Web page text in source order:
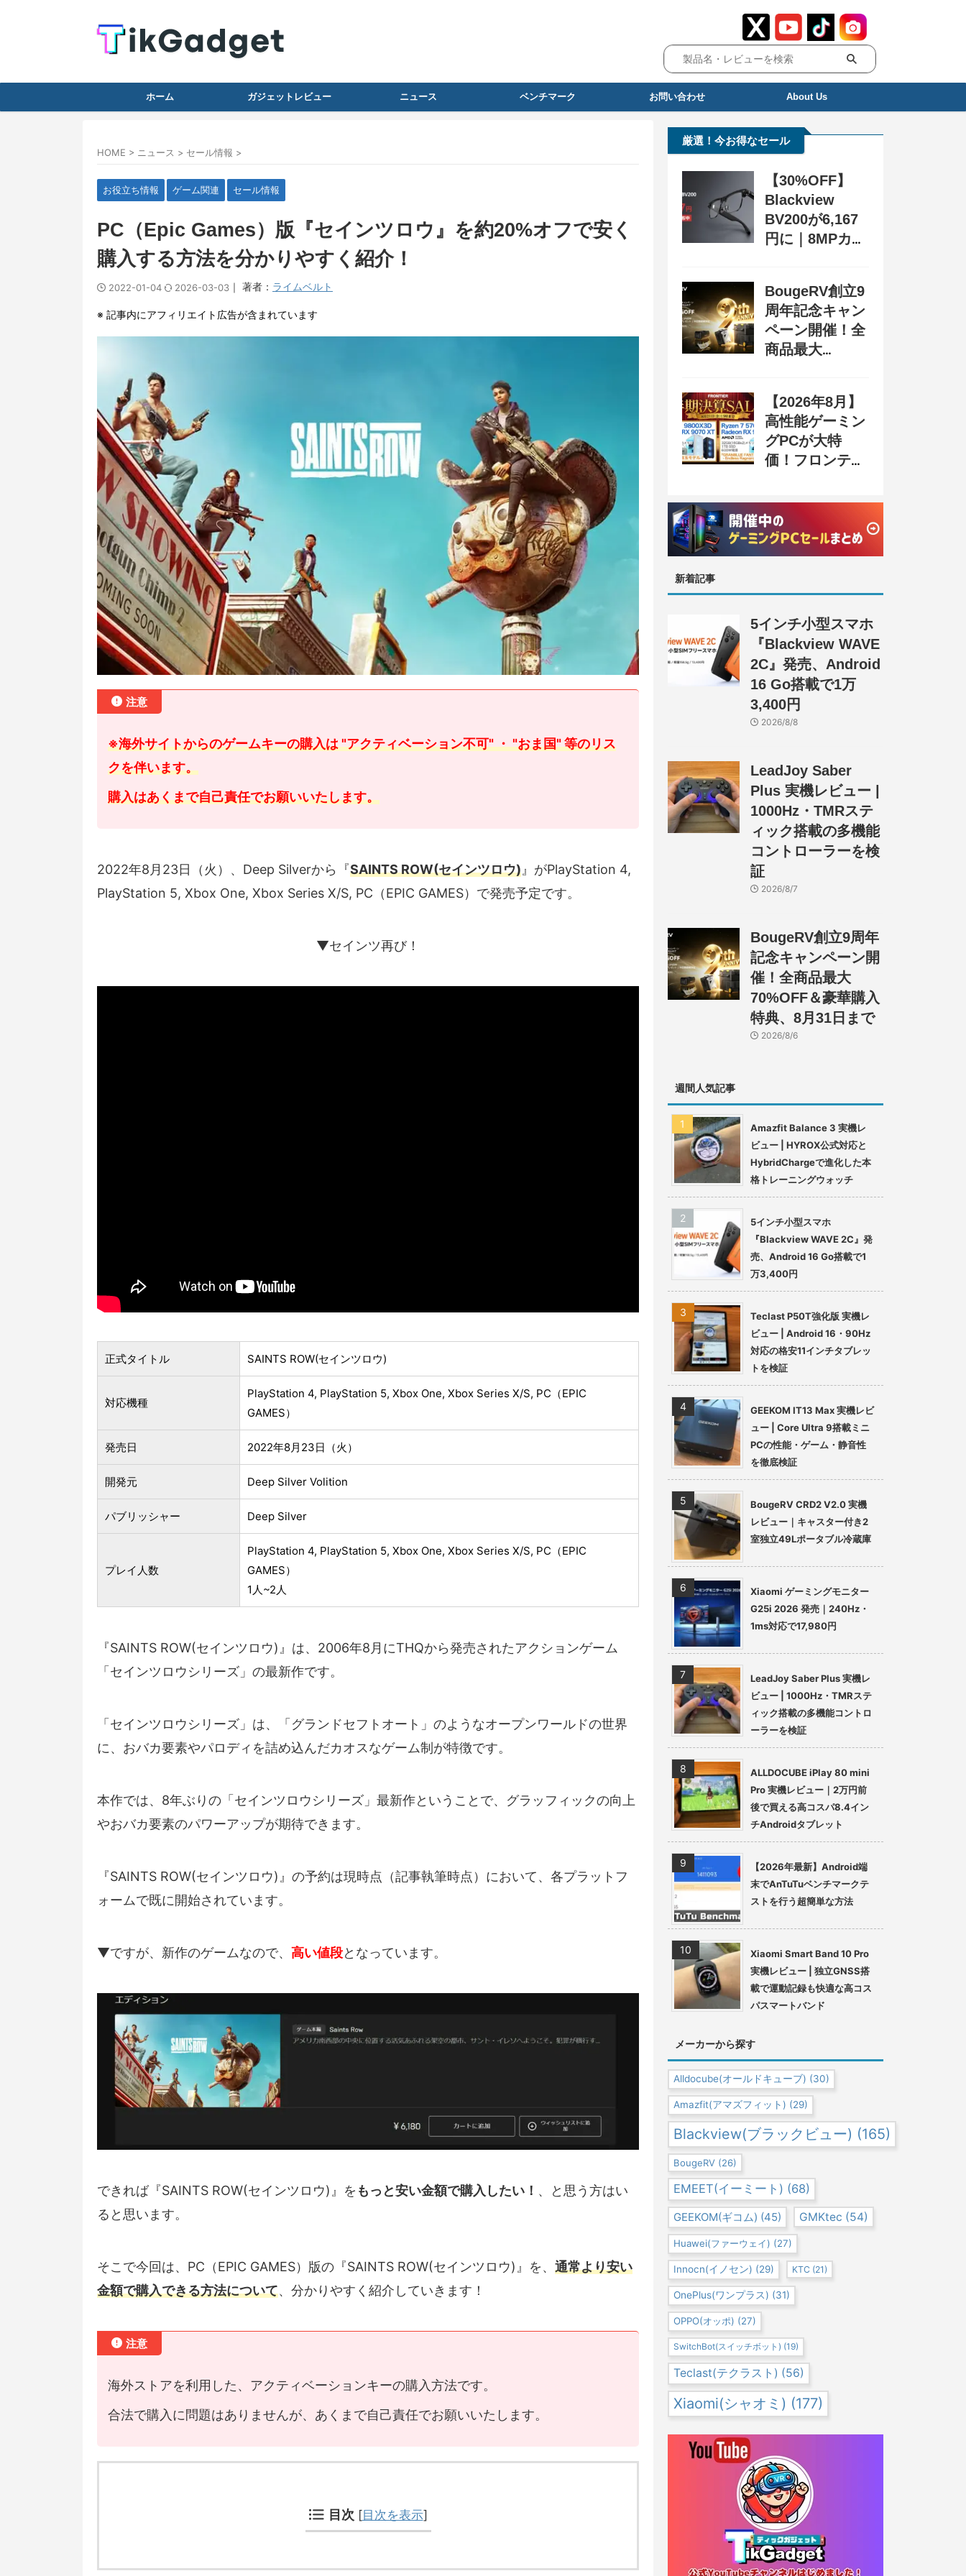
ホーム ガジェットレビュー ニュース ベンチマーク お問い合わせ About Us
HOME > ニュース > セール情報 >
お役立ち情報 ゲーム関連 セール情報
PC（Epic Games）版『セインツロウ』を約20%オフで安く
購入する方法を分かりやすく紹介！
2022-01-04 2026-03-03 ｜ 著者： ライムベルト
※ 記事内にアフィリエイト広告が含まれています
注意
※海外サイトからのゲームキーの購入は "アクティベーション不可" ・ "おま国" 等のリス
クを伴います。
購入はあくまで自己責任でお願いいたします。
2022年8月23日（火）、Deep Silverから『SAINTS ROW(セインツロウ)』がPlayStation 4,
PlayStation 5, Xbox One, Xbox Series X/S, PC（EPIC GAMES）で発売予定です。
▼セインツ再び！
正式タイトル SAINTS ROW(セインツロウ)
対応機種
PlayStation 4, PlayStation 5, Xbox One, Xbox Series X/S, PC（EPIC
GAMES）
発売日 2022年8月23日（火）
開発元 Deep Silver Volition
パブリッシャー Deep Silver
プレイ人数
PlayStation 4, PlayStation 5, Xbox One, Xbox Series X/S, PC（EPIC
GAMES）
1人~2人
『SAINTS ROW(セインツロウ)』は、2006年8月にTHQから発売されたアクションゲーム
「セインツロウシリーズ」の最新作です。
「セインツロウシリーズ」は、「グランドセフトオート」のようなオープンワールドの世界
に、おバカ要素やパロディを詰め込んだカオスなゲーム制が特徴です。
本作では、8年ぶりの「セインツロウシリーズ」最新作ということで、グラッフィックの向上
やおバカ要素のパワーアップが期待できます。
『SAINTS ROW(セインツロウ)』の予約は現時点（記事執筆時点）において、各プラットフ
ォームで既に開始されています。
▼ですが、新作のゲームなので、 高い値段となっています。
できれば『SAINTS ROW(セインツロウ)』を もっと安い金額で購入したい！ 、と思う方はい
ると思います。
そこで今回は、PC（EPIC GAMES）版の『SAINTS ROW(セインツロウ)』を、 通常より安い
金額で購入できる方法について、分かりやすく紹介していきます！
注意
海外ストアを利用した、アクティベーションキーの購入方法です。
合法で購入に問題はありませんが、あくまで自己責任でお願いいたします。
目次 [目次を表示]
厳選！今お得なセール
【30%OFF】
Blackview
BV200が6,167
円に｜8MPカメ
ン配布中
BougeRV創立9
周年記念キャン
ペーン開催！全
商品最大
31日まで
【2026年8月】
高性能ゲーミン
グPCが大特
価！フロンティ
SALE 奥義』開
催、セール情報
まとめ
新着記事
5インチ小型スマホ
『Blackview WAVE
2C』発売、Android
16 Go搭載で1万
3,400円
2026/8/8
LeadJoy Saber
Plus 実機レビュー |
1000Hz・TMRステ
ィック搭載の多機能
コントローラーを検
証
2026/8/7
BougeRV創立9周年
記念キャンペーン開
催！全商品最大
70%OFF＆豪華購入
特典、8月31日まで
2026/8/6
週間人気記事
Amazfit Balance 3 実機レ
ビュー | HYROX公式対応と
HybridChargeで進化した本
格トレーニングウォッチ
5インチ小型スマホ
『Blackview WAVE 2C』発
売、Android 16 Go搭載で1
万3,400円
Teclast P50T強化版 実機レ
ビュー | Android 16・90Hz
対応の格安11インチタブレッ
トを検証
GEEKOM IT13 Max 実機レビ
ュー | Core Ultra 9搭載ミニ
PCの性能・ゲーム・静音性
を徹底検証
BougeRV CRD2 V2.0 実機
レビュー｜キャスター付き2
室独立49Lポータブル冷蔵庫
Xiaomi ゲーミングモニター
G25i 2026 発売｜240Hz・
1ms対応で17,980円
LeadJoy Saber Plus 実機レ
ビュー | 1000Hz・TMRステ
ィック搭載の多機能コントロ
ーラーを検証
ALLDOCUBE iPlay 80 mini
Pro 実機レビュー｜2万円前
後で買える高コスパ8.4イン
チAndroidタブレット
【2026年最新】Android端
末でAnTuTuベンチマークテ
ストを行う超簡単な方法
Xiaomi Smart Band 10 Pro
実機レビュー | 独立GNSS搭
載で運動記録も快適な高コス
パスマートバンド
メーカーから探す
Alldocube(オールドキューブ) (30)
Amazfit(アマズフィット) (29)
Blackview(ブラックビュー) (165)
BougeRV (26)
EMEET(イーミート) (68)
GEEKOM(ギコム) (45) GMKtec (54)
Huawei(ファーウェイ) (27)
Innocn(イノセン) (29) KTC (21)
OnePlus(ワンプラス) (31)
OPPO(オッポ) (27)
SwitchBot(スイッチボット) (19)
Teclast(テクラスト) (56)
Xiaomi(シャオミ) (177)